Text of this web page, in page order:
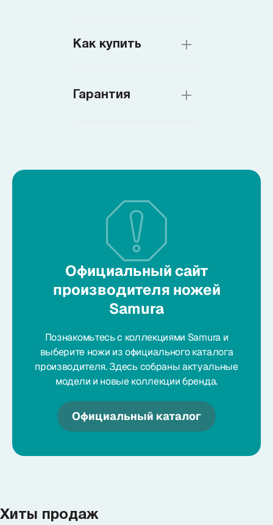
Как купить
Гарантия
Официальный сайт
производителя ножей
Samura
Познакомьтесь с коллекциями Samura и
выберите ножи из официального каталога
производителя. Здесь собраны актуальные
модели и новые коллекции бренда.
Официальный каталог
Хиты продаж